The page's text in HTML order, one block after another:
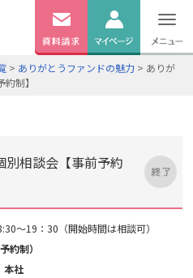
無料資料
ログイン
> ありがとうファンドの魅力 > ありが
制】
別相談会【事前予約
～19：30（開始時間は相談可）
約制）
本社